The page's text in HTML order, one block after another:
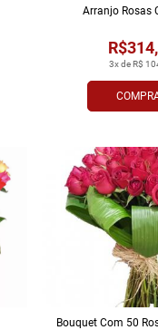
3x de R$
Arranjo Rosas
Bouquet Com 50